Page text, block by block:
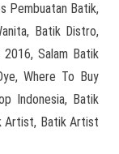
Pembuatan Batik,
Batik Distro,
Salam Batik
Where To Buy
Indonesia, Batik
Artist, Batik Artist